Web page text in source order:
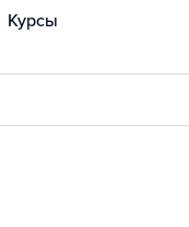
Курсы